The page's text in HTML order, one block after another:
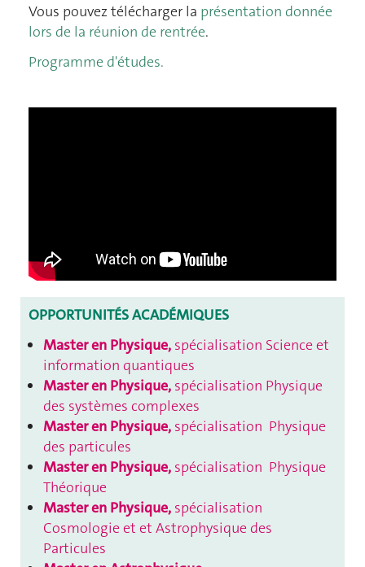
Vous pouvez télécharger la présentation donnée
lors de la réunion de rentrée.
Programme d'études.
OPPORTUNITÉS ACADÉMIQUES
Master en Physique, spécialisation Science et
information quantiques
Master en Physique, spécialisation Physique
des systèmes complexes
Master en Physique, spécialisation Physique
des particules
Master en Physique, spécialisation Physique
Théorique
Master en Physique, spécialisation
Cosmologie et et Astrophysique des
Particules